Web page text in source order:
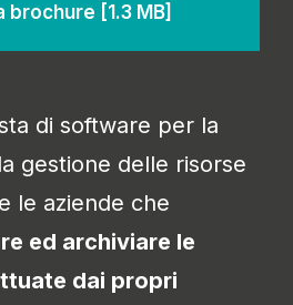
brochure [1.3 MB]
di software per la
gestione delle risorse
le aziende che
ed archiviare le
dai propri